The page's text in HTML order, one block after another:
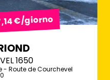
€/giorno
1650
- Route de Courchevel